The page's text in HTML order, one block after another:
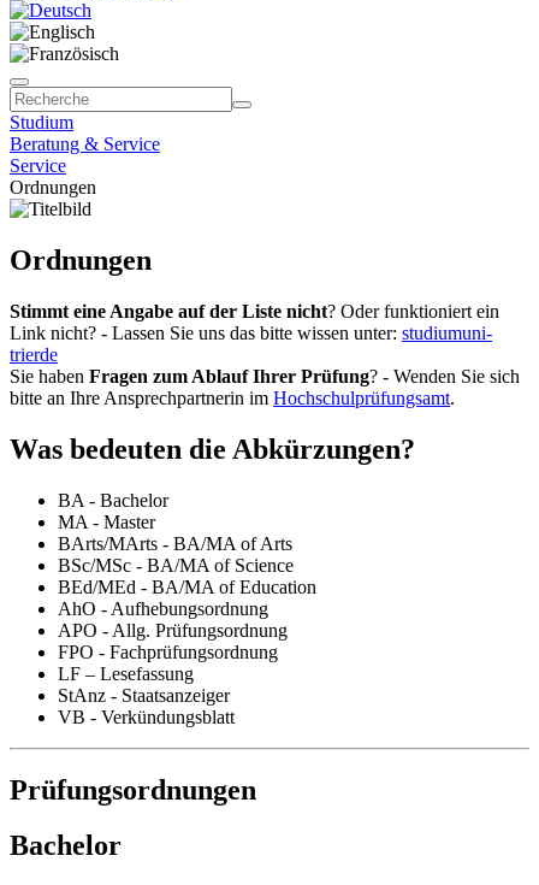
Studium
Beratung & Service
Service
Ordnungen
Ordnungen
Stimmt eine Angabe auf der Liste nicht? Oder funktioniert ein
Link nicht? - Lassen Sie uns das bitte wissen unter: studiumuni-
trierde
Sie haben Fragen zum Ablauf Ihrer Prüfung? - Wenden Sie sich
bitte an Ihre Ansprechpartnerin im Hochschulprüfungsamt.
Was bedeuten die Abkürzungen?
BA - Bachelor
MA - Master
BArts/MArts - BA/MA of Arts
BSc/MSc - BA/MA of Science
BEd/MEd - BA/MA of Education
AhO - Aufhebungsordnung
APO - Allg. Prüfungsordnung
FPO - Fachprüfungsordnung
LF – Lesefassung
StAnz - Staatsanzeiger
VB - Verkündungsblatt
Prüfungsordnungen
Bachelor